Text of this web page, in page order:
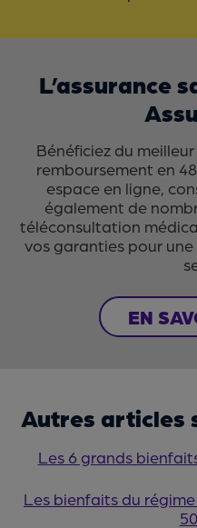
L’assurance
Bénéficiez du
remboursement en
espace en ligne,
également de
téléconsultation
vos garanties pour
EN
Autres articles
Les 6 grands
Les bienfaits du